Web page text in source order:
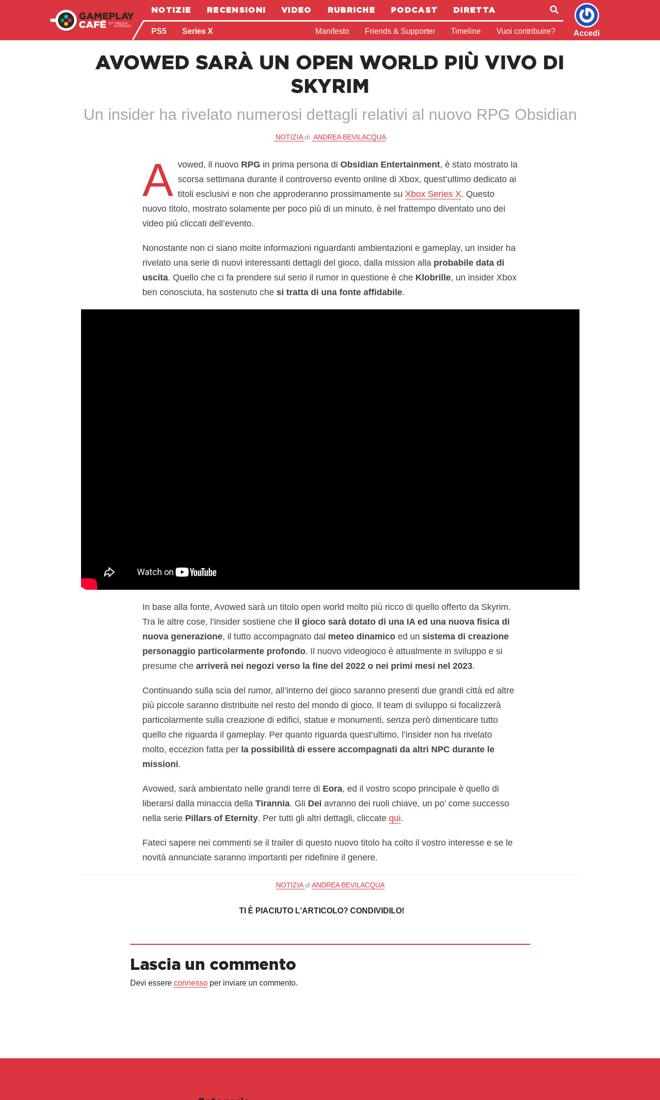
NOTIZIE RECENSIONI VIDEO RUBRICHE PODCAST DIRETTA
PS5 Series X Manifesto Friends & Supporter Timeline Vuoi contribuire? Accedi
AVOWED SARÀ UN OPEN WORLD PIÙ VIVO DI
SKYRIM
Un insider ha rivelato numerosi dettagli relativi al nuovo RPG Obsidian
NOTIZIA di ANDREA BEVILACQUA
A vowed, il nuovo RPG in prima persona di Obsidian Entertainment, è stato mostrato la
scorsa settimana durante il controverso evento online di Xbox, quest’ultimo dedicato ai
titoli esclusivi e non che approderanno prossimamente su Xbox Series X. Questo
nuovo titolo, mostrato solamente per poco più di un minuto, è nel frattempo diventato uno dei
video più cliccati dell’evento.
Nonostante non ci siano molte informazioni riguardanti ambientazioni e gameplay, un insider ha
rivelato una serie di nuovi interessanti dettagli del gioco, dalla mission alla probabile data di
uscita. Quello che ci fa prendere sul serio il rumor in questione è che Klobrille, un insider Xbox
ben conosciuta, ha sostenuto che si tratta di una fonte affidabile.
In base alla fonte, Avowed sarà un titolo open world molto più ricco di quello offerto da Skyrim.
Tra le altre cose, l’insider sostiene che il gioco sarà dotato di una IA ed una nuova fisica di
nuova generazione, il tutto accompagnato dal meteo dinamicoed un sistema di creazione
personaggio particolarmente profondo. Il nuovo videogioco è attualmente in sviluppo e si
presume che arriverà nei negozi verso la fine del 2022 o nei primi mesi nel 2023.
Continuando sulla scia del rumor, all’interno del gioco saranno presenti due grandi città ed altre
più piccole saranno distribuite nel resto del mondo di gioco. Il team di sviluppo si focalizzerà
particolarmente sulla creazione di edifici, statue e monumenti, senza però dimenticare tutto
quello che riguarda il gameplay. Per quanto riguarda quest’ultimo, l’insider non ha rivelato
molto, eccezion fatta per la possibilità di essere accompagnati da altri NPC durante le
missioni.
Avowed, sarà ambientato nelle grandi terre di Eora, ed il vostro scopo principale è quello di
liberarsi dalla minaccia della Tirannia. Gli Dei avranno dei ruoli chiave, un po’ come successo
nella serie Pillars of Eternity. Per tutti gli altri dettagli, cliccate qui.
Fateci sapere nei commenti se il trailer di questo nuovo titolo ha colto il vostro interesse e se le
novità annunciate saranno importanti per ridefinire il genere.
NOTIZIA di ANDREA BEVILACQUA
TI È PIACIUTO L'ARTICOLO? CONDIVIDILO!
Lascia un commento
Devi essere connessoper inviare un commento.